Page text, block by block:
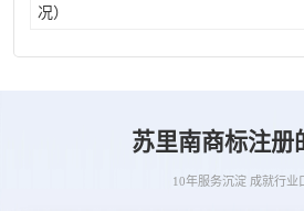
况）
苏里南商标注册
10年服务沉淀 成就行业